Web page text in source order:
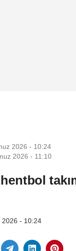
2026 - 10:24
2026 - 11:10
2026 - 10:24